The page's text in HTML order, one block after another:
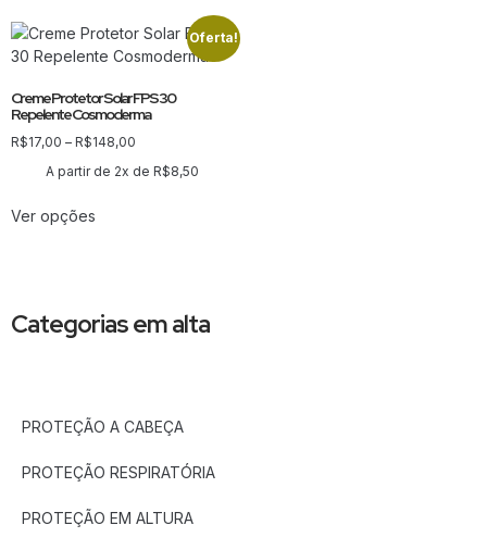
Oferta!
Creme Protetor Solar FPS 30
Repelente Cosmoderma
R$17,00 – R$148,00
A partir de 2x deR$8,50
Ver opções
Categorias em alta
PROTEÇÃO A CABEÇA
PROTEÇÃO RESPIRATÓRIA
PROTEÇÃO EM ALTURA